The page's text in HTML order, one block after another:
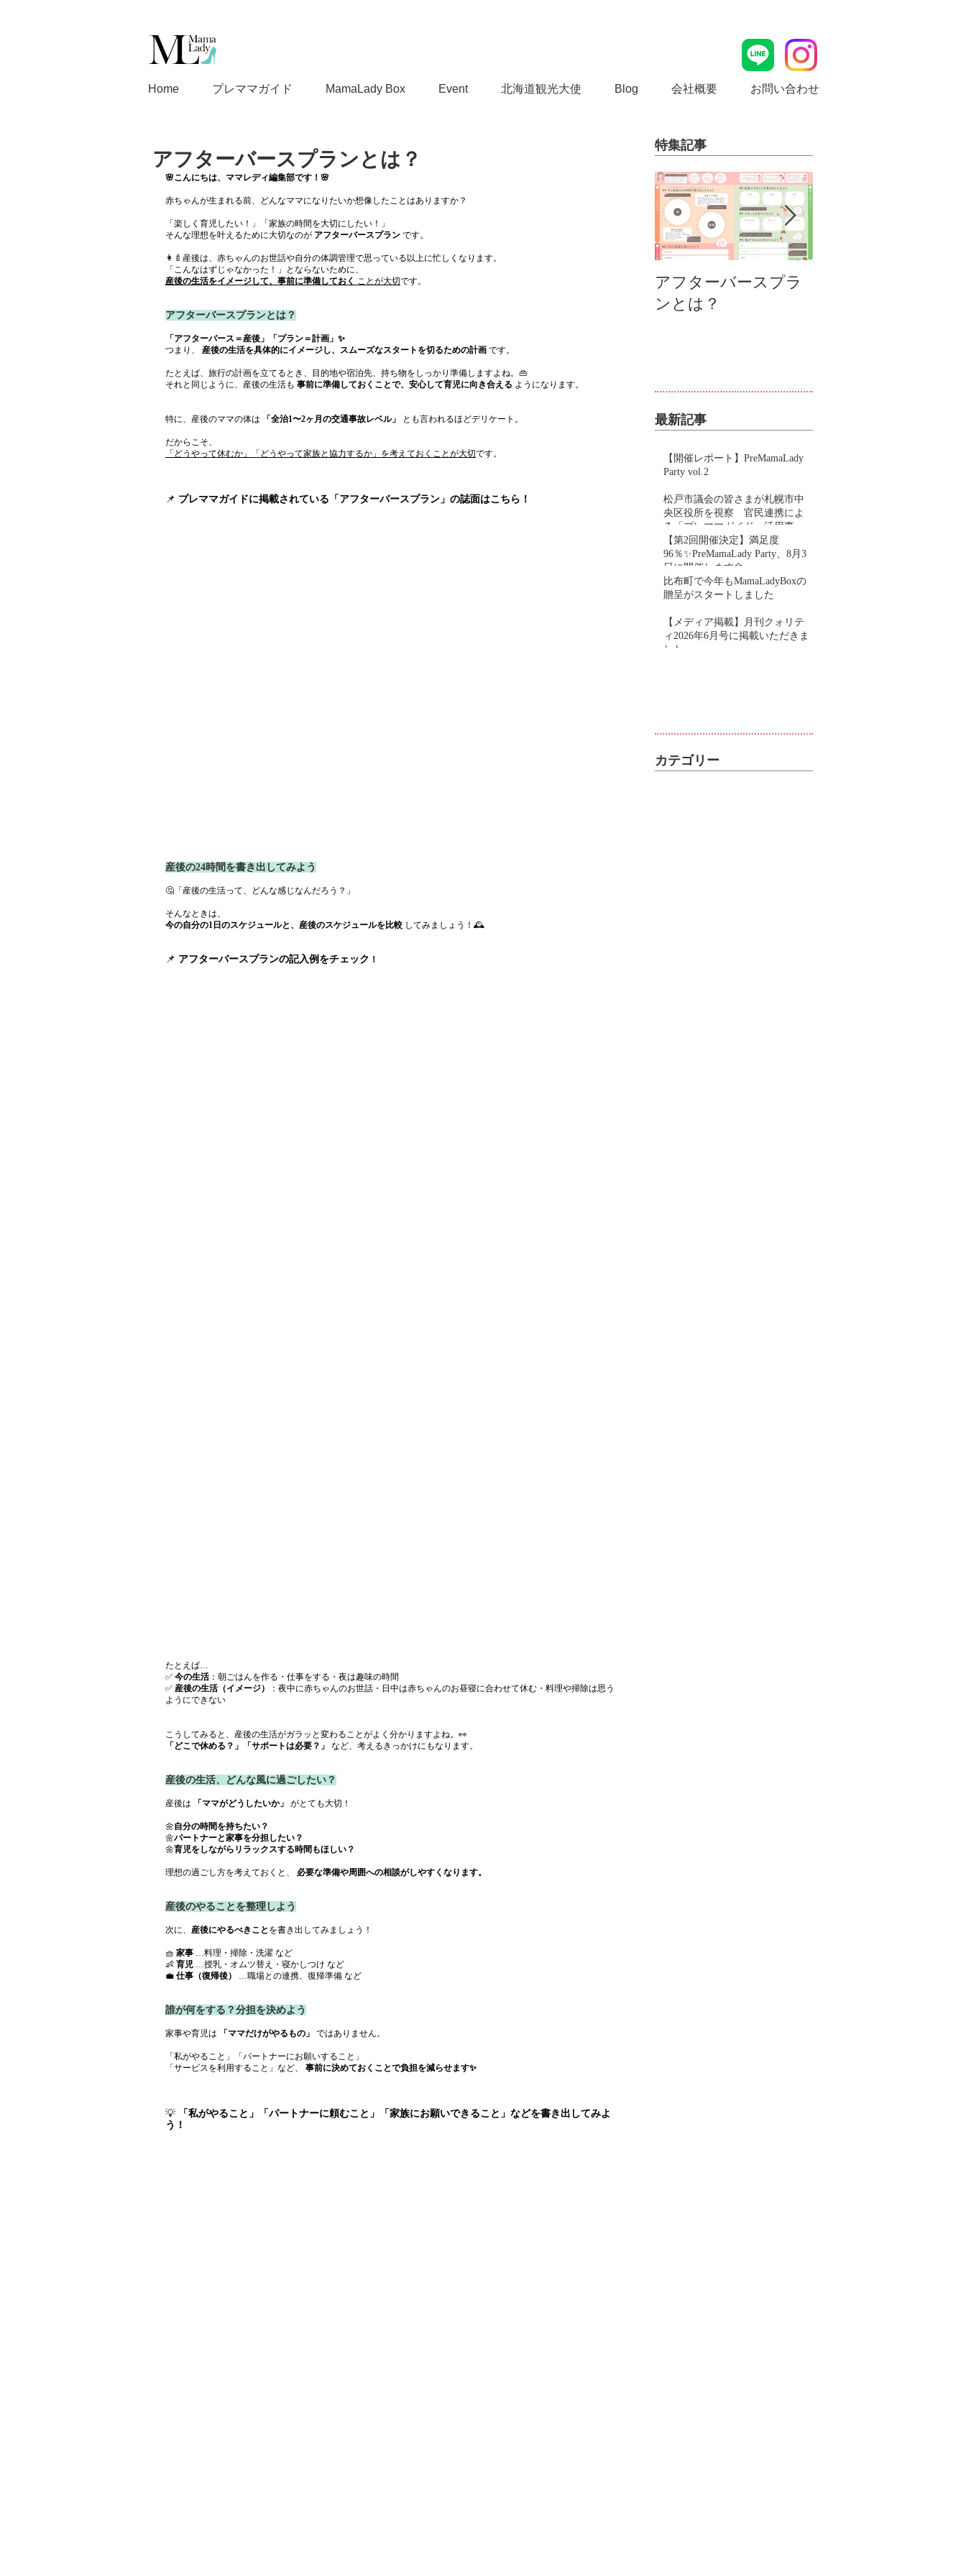
Home プレママガイド MamaLady Box Event 北海道観光大使 Blog 会社概要 お問い合わせ
アフターバースプランとは？
🌸こんにちは、ママレディ編集部です！🌸
赤ちゃんが生まれる前、どんなママになりたいか想像したことはありますか？
「楽しく育児したい！」「家族の時間を大切にしたい！」
そんな理想を叶えるために大切なのが アフターバースプラン です。
👩‍🍼産後は、赤ちゃんのお世話や自分の体調管理で思っている以上に忙しくなります。
「こんなはずじゃなかった！」とならないために、
産後の生活をイメージして、事前に準備しておく ことが大切です。
アフターバースプランとは？
「アフターバース＝産後」「プラン＝計画」✨
つまり、 産後の生活を具体的にイメージし、スムーズなスタートを切るための計画 です。
たとえば、旅行の計画を立てるとき、目的地や宿泊先、持ち物をしっかり準備しますよね。👜
それと同じように、産後の生活も 事前に準備しておくことで、安心して育児に向き合える ようになります。
特に、産後のママの体は 「全治1〜2ヶ月の交通事故レベル」 とも言われるほどデリケート。
だからこそ、
「どうやって休むか」「どうやって家族と協力するか」を考えておくことが大切です。
📌 プレママガイドに掲載されている「アフターバースプラン」の誌面はこちら！
産後の24時間を書き出してみよう
🤔「産後の生活って、どんな感じなんだろう？」
そんなときは、
今の自分の1日のスケジュールと、産後のスケジュールを比較 してみましょう！🕰️
📌 アフターバースプランの記入例をチェック ！
たとえば…
✅ 今の生活 ：朝ごはんを作る・仕事をする・夜は趣味の時間
✅ 産後の生活（イメージ）
：夜中に赤ちゃんのお世話・日中は赤ちゃんのお昼寝に合わせて休む・料理や掃除は思う
ようにできない
こうしてみると、産後の生活がガラッと変わることがよく分かりますよね。👀
「どこで休める？」「サポートは必要？」
など、考えるきっかけにもなります。
産後の生活、どんな風に過ごしたい？
産後は 「ママがどうしたいか」 がとても大切！
🌼自分の時間を持ちたい？
🌼パートナーと家事を分担したい？
🌼育児をしながらリラックスする時間もほしい？
理想の過ごし方を考えておくと、 必要な準備や周囲への相談がしやすくなります。
産後のやることを整理しよう
次に、 産後にやるべきこと を書き出してみましょう！
🧺 家事 …料理・掃除・洗濯 など
👶 育児 …授乳・オムツ替え・寝かしつけ など
💼 仕事（復帰後） …職場との連携、復帰準備 など
誰が何をする？分担を決めよう
家事や育児は 「ママだけがやるもの」 ではありません。
「私がやること」「パートナーにお願いすること」
「サービスを利用すること」など、 事前に決めておくことで負担を減らせます✨
💡
「私がやること」「パートナーに頼むこと」「家族にお願いできること」などを書き出してみよ
う！
特集記事
アフターバースプラ
ンとは？
最新記事
【開催レポート】PreMamaLady
Party vol.2
松戸市議会の皆さまが札幌市中
央区役所を視察 官民連携によ
る「プレママガイド」活用事例
をご紹介しました
【第2回開催決定】満足度
96％✨PreMamaLady Party、8月3
日に開催します🌼
比布町で今年もMamaLadyBoxの
贈呈がスタートしました
【メディア掲載】月刊クォリテ
ィ2026年6月号に掲載いただきま
した
カテゴリー